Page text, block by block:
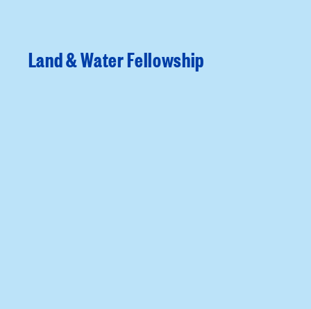
Land & Water Fellowship